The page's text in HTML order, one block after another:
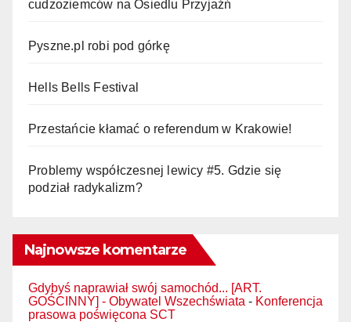
cudzoziemców na Osiedlu Przyjaźń
Pyszne.pl robi pod górkę
Hells Bells Festival
Przestańcie kłamać o referendum w Krakowie!
Problemy współczesnej lewicy #5. Gdzie się
podział radykalizm?
Najnowsze komentarze
Gdybyś naprawiał swój samochód... [ART.
GOŚCINNY] - Obywatel Wszechświata - Konferencja
prasowa poświęcona SCT